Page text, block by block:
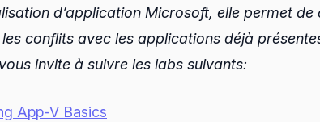
d’application Microsoft, elle permet
conflits avec les applications déjà
invite à suivre les labs suivants:
App-V Basics